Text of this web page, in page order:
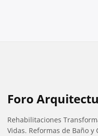
Foro
Rehabilitaciones
Vidas. Reformas de Baño y